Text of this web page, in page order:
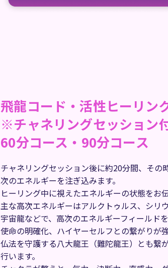
飛龍コード・活性ヒーリン
※チャネリングセッション
60分コース・90分コース
チャネリングセッション後に約20分間、その
次のエネルギーを注ぎ込みます。
ヒーリング中に視えたエネルギーの状態をお伝
主な高次エネルギーはアルクトゥルス、シリ
宇宙龍などで、高次のエネルギーフィールド
使命の明確化、ハイヤーセルフとの繋がりが強
仏法を守護する八大龍王（難陀龍王）とも繋
行います。